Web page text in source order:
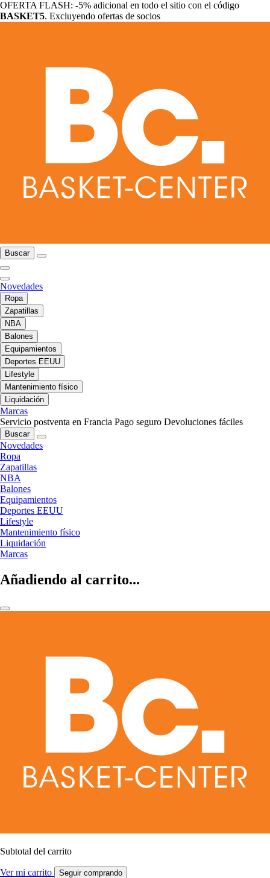
OFERTA FLASH: -5% adicional en todo el sitio con el código
BASKET5. Excluyendo ofertas de socios
Buscar
Novedades
Ropa
Zapatillas
NBA
Balones
Equipamientos
Deportes EEUU
Lifestyle
Mantenimiento físico
Liquidación
Marcas
Servicio postventa en Francia Pago seguro Devoluciones fáciles
Buscar
Novedades
Ropa
Zapatillas
NBA
Balones
Equipamientos
Deportes EEUU
Lifestyle
Mantenimiento físico
Liquidación
Marcas
Añadiendo al carrito...
Subtotal del carrito
Ver mi carrito Seguir comprando